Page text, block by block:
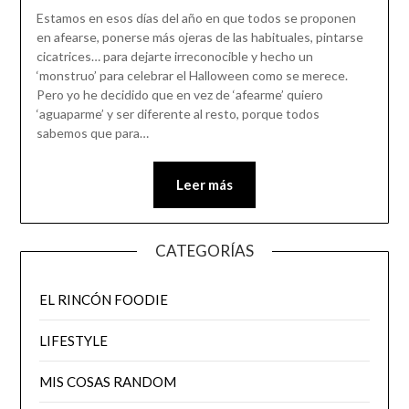
Estamos en esos días del año en que todos se proponen
en afearse, ponerse más ojeras de las habituales, pintarse
cicatrices… para dejarte irreconocible y hecho un
‘monstruo’ para celebrar el Halloween como se merece.
Pero yo he decidido que en vez de ‘afearme’ quiero
‘aguaparme’ y ser diferente al resto, porque todos
sabemos que para…
Leer más
CATEGORÍAS
EL RINCÓN FOODIE
LIFESTYLE
MIS COSAS RANDOM